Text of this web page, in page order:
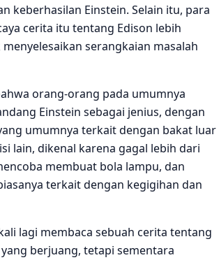
keberhasilan Einstein. Selain itu, para
cerita itu tentang Edison lebih
serangkaian masalah
orang-orang pada umumnya
Einstein sebagai jenius, dengan
umumnya terkait dengan bakat luar
lain, dikenal karena gagal lebih dari
membuat bola lampu, dan
terkait dengan kegigihan dan
lagi membaca sebuah cerita tentang
berjuang, tetapi sementara